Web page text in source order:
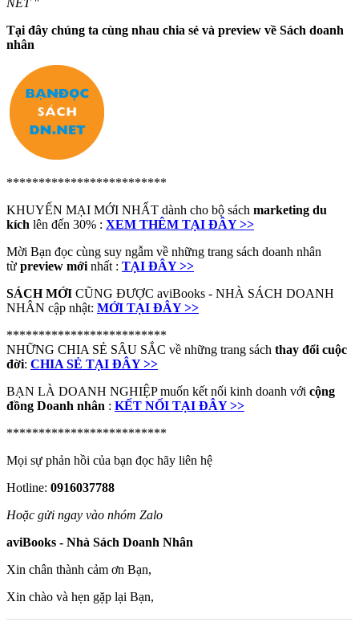
NET "
Tại đây chúng ta cùng nhau chia sẻ và preview về Sách doanh
nhân
*************************
KHUYẾN MẠI MỚI NHẤT dành cho bộ sách marketing du
kích lên đến 30% : XEM THÊM TẠI ĐÂY >>
Mời Bạn đọc cùng suy ngẫm về những trang sách doanh nhân
từ preview mới nhất : TẠI ĐÂY >>
SÁCH MỚI CŨNG ĐƯỢC aviBooks - NHÀ SÁCH DOANH
NHÂN cập nhật: MỚI TẠI ĐÂY >>
*************************
NHỮNG CHIA SẺ SÂU SẮC về những trang sách thay đổi cuộc
đời: CHIA SẺ TẠI ĐÂY >>
BẠN LÀ DOANH NGHIỆP muốn kết nối kinh doanh với cộng
đồng Doanh nhân : KẾT NỐI TẠI ĐÂY >>
*************************
Mọi sự phản hồi của bạn đọc hãy liên hệ
Hotline: 0916037788
Hoặc gửi ngay vào nhóm Zalo
aviBooks - Nhà Sách Doanh Nhân
Xin chân thành cảm ơn Bạn,
Xin chào và hẹn gặp lại Bạn,